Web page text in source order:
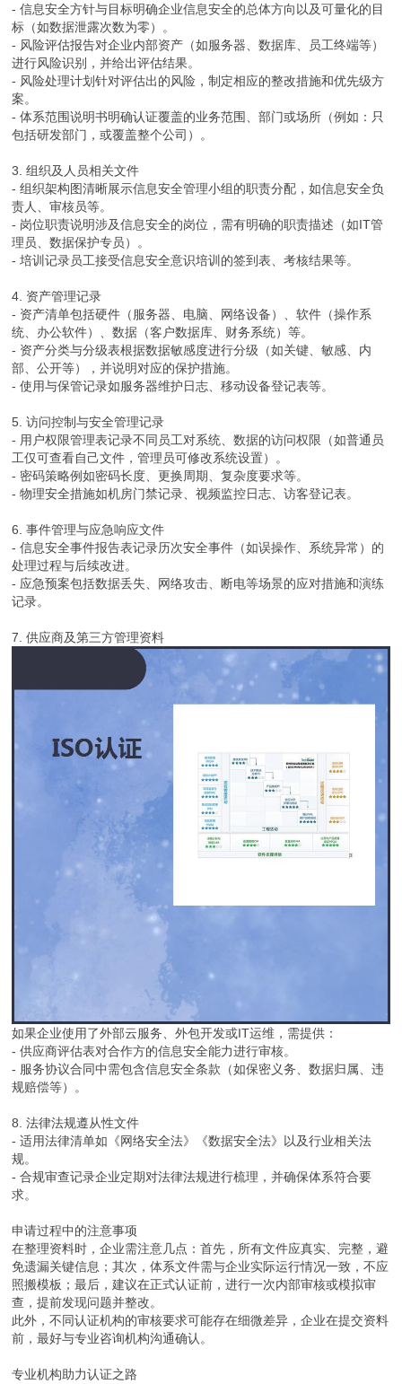
- 信息安全方针与目标明确企业信息安全的总体方向以及可量化的目
标（如数据泄露次数为零）。
- 风险评估报告对企业内部资产（如服务器、数据库、员工终端等）
进行风险识别，并给出评估结果。
- 风险处理计划针对评估出的风险，制定相应的整改措施和优先级方
案。
- 体系范围说明书明确认证覆盖的业务范围、部门或场所（例如：只
包括研发部门，或覆盖整个公司）。
3. 组织及人员相关文件
- 组织架构图清晰展示信息安全管理小组的职责分配，如信息安全负
责人、审核员等。
- 岗位职责说明涉及信息安全的岗位，需有明确的职责描述（如IT管
理员、数据保护专员）。
- 培训记录员工接受信息安全意识培训的签到表、考核结果等。
4. 资产管理记录
- 资产清单包括硬件（服务器、电脑、网络设备）、软件（操作系
统、办公软件）、数据（客户数据库、财务系统）等。
- 资产分类与分级表根据数据敏感度进行分级（如关键、敏感、内
部、公开等），并说明对应的保护措施。
- 使用与保管记录如服务器维护日志、移动设备登记表等。
5. 访问控制与安全管理记录
- 用户权限管理表记录不同员工对系统、数据的访问权限（如普通员
工仅可查看自己文件，管理员可修改系统设置）。
- 密码策略例如密码长度、更换周期、复杂度要求等。
- 物理安全措施如机房门禁记录、视频监控日志、访客登记表。
6. 事件管理与应急响应文件
- 信息安全事件报告表记录历次安全事件（如误操作、系统异常）的
处理过程与后续改进。
- 应急预案包括数据丢失、网络攻击、断电等场景的应对措施和演练
记录。
7. 供应商及第三方管理资料
如果企业使用了外部云服务、外包开发或IT运维，需提供：
- 供应商评估表对合作方的信息安全能力进行审核。
- 服务协议合同中需包含信息安全条款（如保密义务、数据归属、违
规赔偿等）。
8. 法律法规遵从性文件
- 适用法律清单如《网络安全法》《数据安全法》以及行业相关法
规。
- 合规审查记录企业定期对法律法规进行梳理，并确保体系符合要
求。
申请过程中的注意事项
在整理资料时，企业需注意几点：首先，所有文件应真实、完整，避
免遗漏关键信息；其次，体系文件需与企业实际运行情况一致，不应
照搬模板；最后，建议在正式认证前，进行一次内部审核或模拟审
查，提前发现问题并整改。
此外，不同认证机构的审核要求可能存在细微差异，企业在提交资料
前，最好与专业咨询机构沟通确认。
专业机构助力认证之路